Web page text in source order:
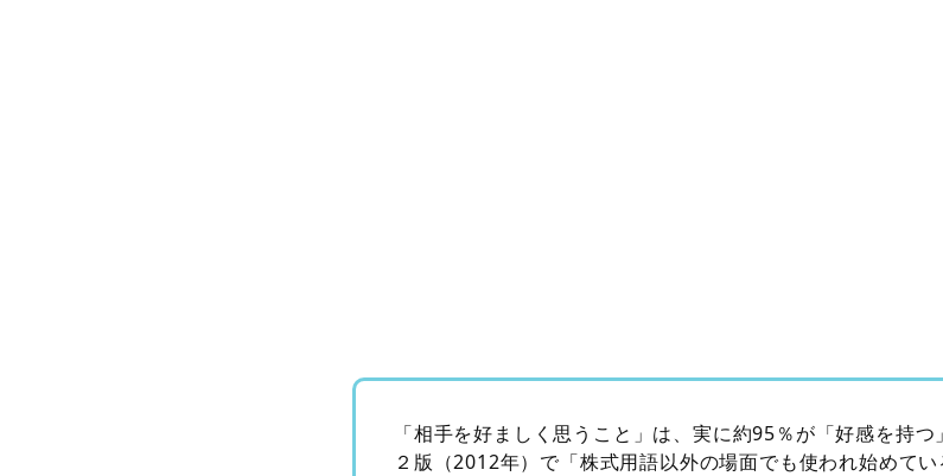
「相手を好ましく思うこと」は、実に約95％が「好感を持
２版（2012年）で「株式用語以外の場面でも使われ始めて